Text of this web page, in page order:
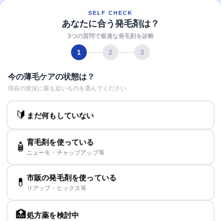
SELF CHECK
あなたに合う発毛剤は？
3つの質問で最適な発毛剤を診断
1 2 3
今の薄毛ケアの状態は？
現在の状況に最も近いものを選んでください
🔰 まだ何もしていない
🧴 育毛剤を使っている
ニューモ・チャップアップ等
💊 市販の発毛剤を使っている
リアップ・ヒックス等
🏥処方薬を検討中